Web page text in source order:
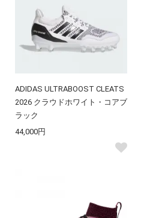
ADIDAS ULTRABOOST CLEATS
2026 クラウドホワイト・コアブ
ラック
44,000円